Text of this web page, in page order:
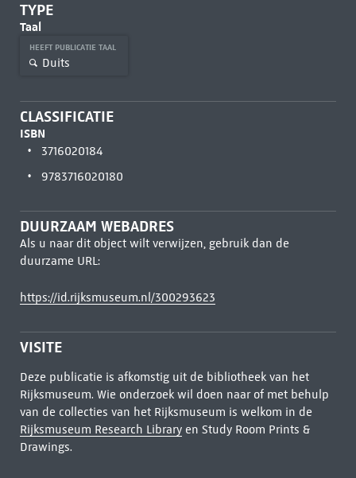
TYPE
Taal
HEEFT PUBLICATIE TAAL
Duits
CLASSIFICATIE
ISBN
3716020184
9783716020180
DUURZAAM WEBADRES
Als u naar dit object wilt verwijzen, gebruik dan de
duurzame URL:
https://id.rijksmuseum.nl/300293623
VISITE
Deze publicatie is afkomstig uit de bibliotheek van het
Rijksmuseum. Wie onderzoek wil doen naar of met behulp
van de collecties van het Rijksmuseum is welkom in de
Rijksmuseum Research Libraryen Study Room Prints &
Drawings.